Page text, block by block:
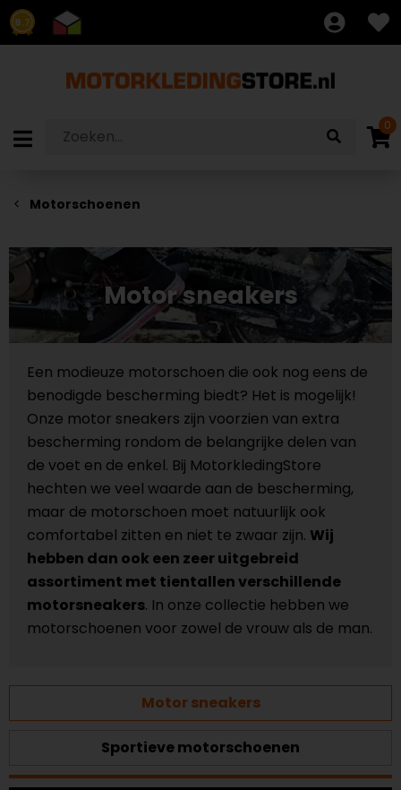
8.7
0
Motorschoenen
Motor sneakers
Een modieuze motorschoen die ook nog eens de
benodigde bescherming biedt? Het is mogelijk!
Onze motor sneakers zijn voorzien van extra
bescherming rondom de belangrijke delen van
de voet en de enkel. Bij MotorkledingStore
hechten we veel waarde aan de bescherming,
maar de motorschoen moet natuurlijk ook
comfortabel zitten en niet te zwaar zijn. Wij
hebben dan ook een zeer uitgebreid
assortiment met tientallen verschillende
motorsneakers. In onze collectie hebben we
motorschoenen voor zowel de vrouw als de man.
Motor sneakers
Sportieve motorschoenen